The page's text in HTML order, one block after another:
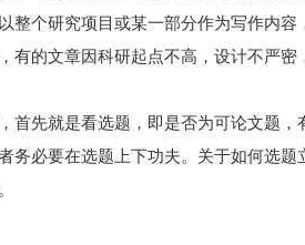
整个研究项目或某一部分作为写作内
有的文章因科研起点不高，设计不严
首先就是看选题，即是否为可论文题
务必要在选题上下功夫。关于如何选